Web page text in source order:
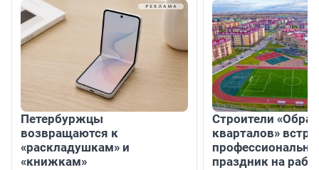
Петербуржцы
возвращаются к
«раскладушкам» и
«книжкам»
Строители
кварталов»
праздник на